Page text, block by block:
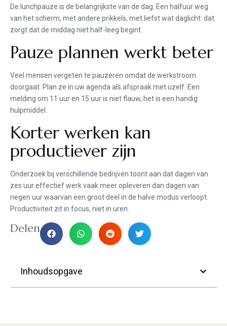
De lunchpauze is de belangrijkste van de dag. Een halfuur weg
van het scherm, met andere prikkels, met liefst wat daglicht: dat
zorgt dat de middag niet half-leeg begint.
Pauze plannen werkt beter
Veel mensen vergeten te pauzeren omdat de werkstroom
doorgaat. Plan ze in uw agenda als afspraak met uzelf. Een
melding om 11 uur en 15 uur is niet flauw, het is een handig
hulpmiddel.
Korter werken kan
productiever zijn
Onderzoek bij verschillende bedrijven toont aan dat dagen van
zes uur effectief werk vaak meer opleveren dan dagen van
negen uur waarvan een groot deel in de halve modus verloopt.
Productiviteit zit in focus, niet in uren.
Delen
Inhoudsopgave